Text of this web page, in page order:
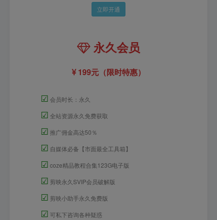
立即开通
永久会员
199元（限时特惠）
☑ 会员时长：永久
☑ 全站资源永久免费获取
☑ 推广佣金高达50％
☑ 自媒体必备【市面最全工具箱】
☑ coze精品教程合集123G电子版
☑ 剪映永久SVIP会员破解版
☑ 剪映小助手永久免费版
☑ 可私下咨询各种疑惑